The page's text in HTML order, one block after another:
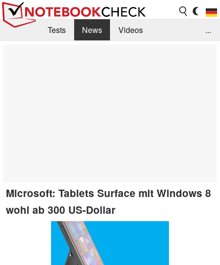
Tests News
Videos
...
Microsoft: Tablets Surface mit Windows 8
wohl ab 300 US-Dollar